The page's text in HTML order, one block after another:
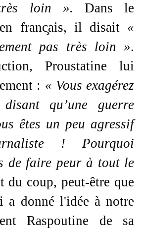
loin ». Dans le
francais, il disait «
pas très loin ».
Proustatine lui
: « Vous exagérez
qu’une guerre
êtes un peu agressif
! Pourquoi
de faire peur à tout le
du coup, peut-être que
a donné l'idée à notre
Raspoutine de sa